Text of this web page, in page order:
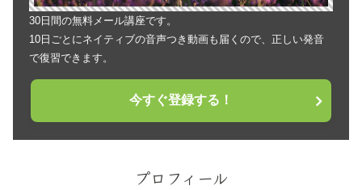
30日間の無料メール講座です。
10日ごとにネイティブの音声つき動画も届くので、正しい発音
で復習できます。
今すぐ登録する！
プロフィール